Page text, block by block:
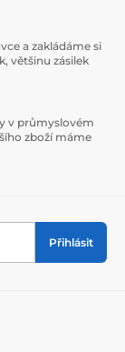
a zakládáme si
většinu zásilek
v průmyslovém
zboží máme
Přihlásit